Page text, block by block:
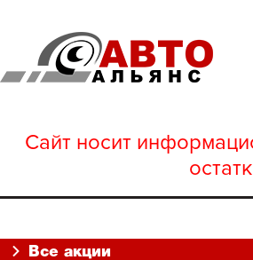
Сайт носит
Все акции